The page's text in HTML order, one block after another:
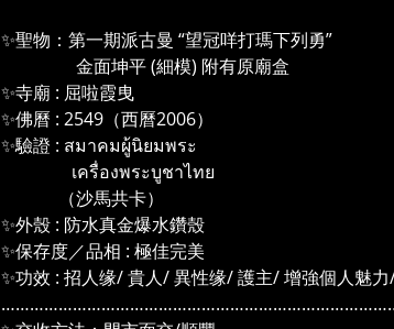
✨聖物：第一期派古曼 “望冠咩打瑪下列勇”
金面坤平 (細模) 附有原廟盒
✨寺廟 : 屈啦霞曳
✨佛曆 : 2549（西曆2006）
✨驗證 : สมาคมผู้นิยมพระ
เครื่องพระบูชาไทย
（沙馬共卡）
✨外殼 : 防水真金爆水鑽殼
✨保存度／品相 : 極佳完美
✨功效 : 招人缘/ 貴人/ 異性缘/ 護主/ 增強個人魅